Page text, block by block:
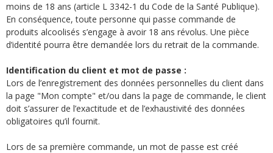
moins de 18 ans (article L 3342-1 du Code de la Santé Publique).
En conséquence, toute personne qui passe commande de
produits alcoolisés s’engage à avoir 18 ans révolus. Une pièce
d’identité pourra être demandée lors du retrait de la commande.
Identification du client et mot de passe :
Lors de l’enregistrement des données personnelles du client dans
la page "Mon compte" et/ou dans la page de commande, le client
doit s’assurer de l’exactitude et de l’exhaustivité des données
obligatoires qu’il fournit.
Lors de sa première commande, un mot de passe est créé